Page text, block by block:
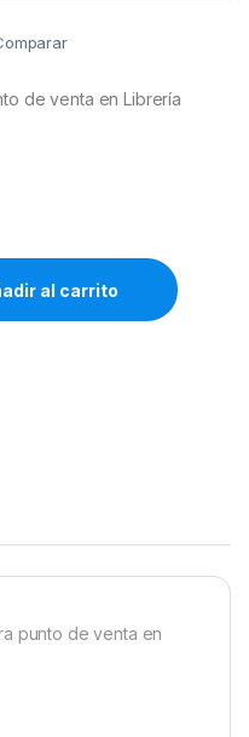
de venta en Librería
904 quantity
al carrito
punto de venta en